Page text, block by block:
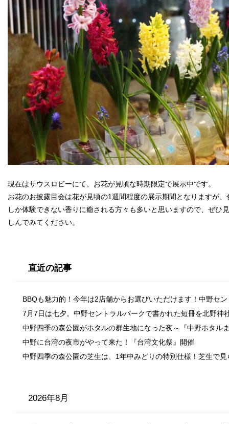
現在はサウスロビーにて、お花が見頃な時期限定で展示中です。
お花のお披露目会は花が見頃の1週間程度の展示期間となりますが
しか体験できない香りに癒される方々も多いと思いますので、ぜひ
しんでみてください。
直近の記事
BBQも魅力的！今年は2店舗からお選びいただけます！中野セ
7月7日は七夕。中野セントラルパークで書かれた短冊を北野神
中野四季の森公園がホタルの群生地になった夜～『中野ホタル
中野に台湾の夜市がやって来た！『台湾文化祭』開催
中野四季の森公園の芝生は、1年中みどりの特別仕様！芝生で
2026年8月